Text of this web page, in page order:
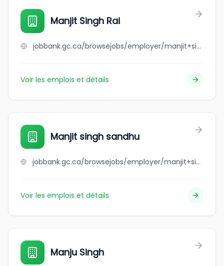
Manjit Singh Rai
jobbank.gc.ca/browsejobs/employer/manjit+singh+rai/ca
Voir les emplois et détails
Manjit singh sandhu
jobbank.gc.ca/browsejobs/employer/manjit+singh+sandhu/ca
Voir les emplois et détails
Manju Singh